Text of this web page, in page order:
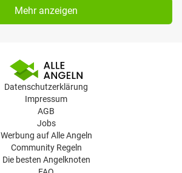
Mehr anzeigen
Datenschutzerklärung
Impressum
AGB
Jobs
Werbung auf Alle Angeln
Community Regeln
Die besten Angelknoten